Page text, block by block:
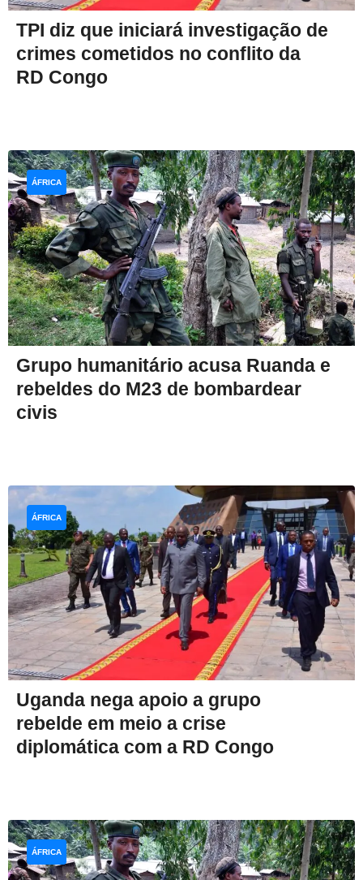
TPI diz que iniciará investigação de
crimes cometidos no conflito da
RD Congo
Grupo humanitário acusa Ruanda e
rebeldes do M23 de bombardear
civis
ÁFRICA
Uganda nega apoio a grupo
rebelde em meio a crise
diplomática com a RD Congo
ÁFRICA
ÁFRICA